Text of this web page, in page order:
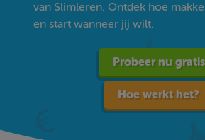
van Slimleren. Ontdek hoe
en start wanneer jij wilt.
Probeer nu gratis
Hoe werkt het?